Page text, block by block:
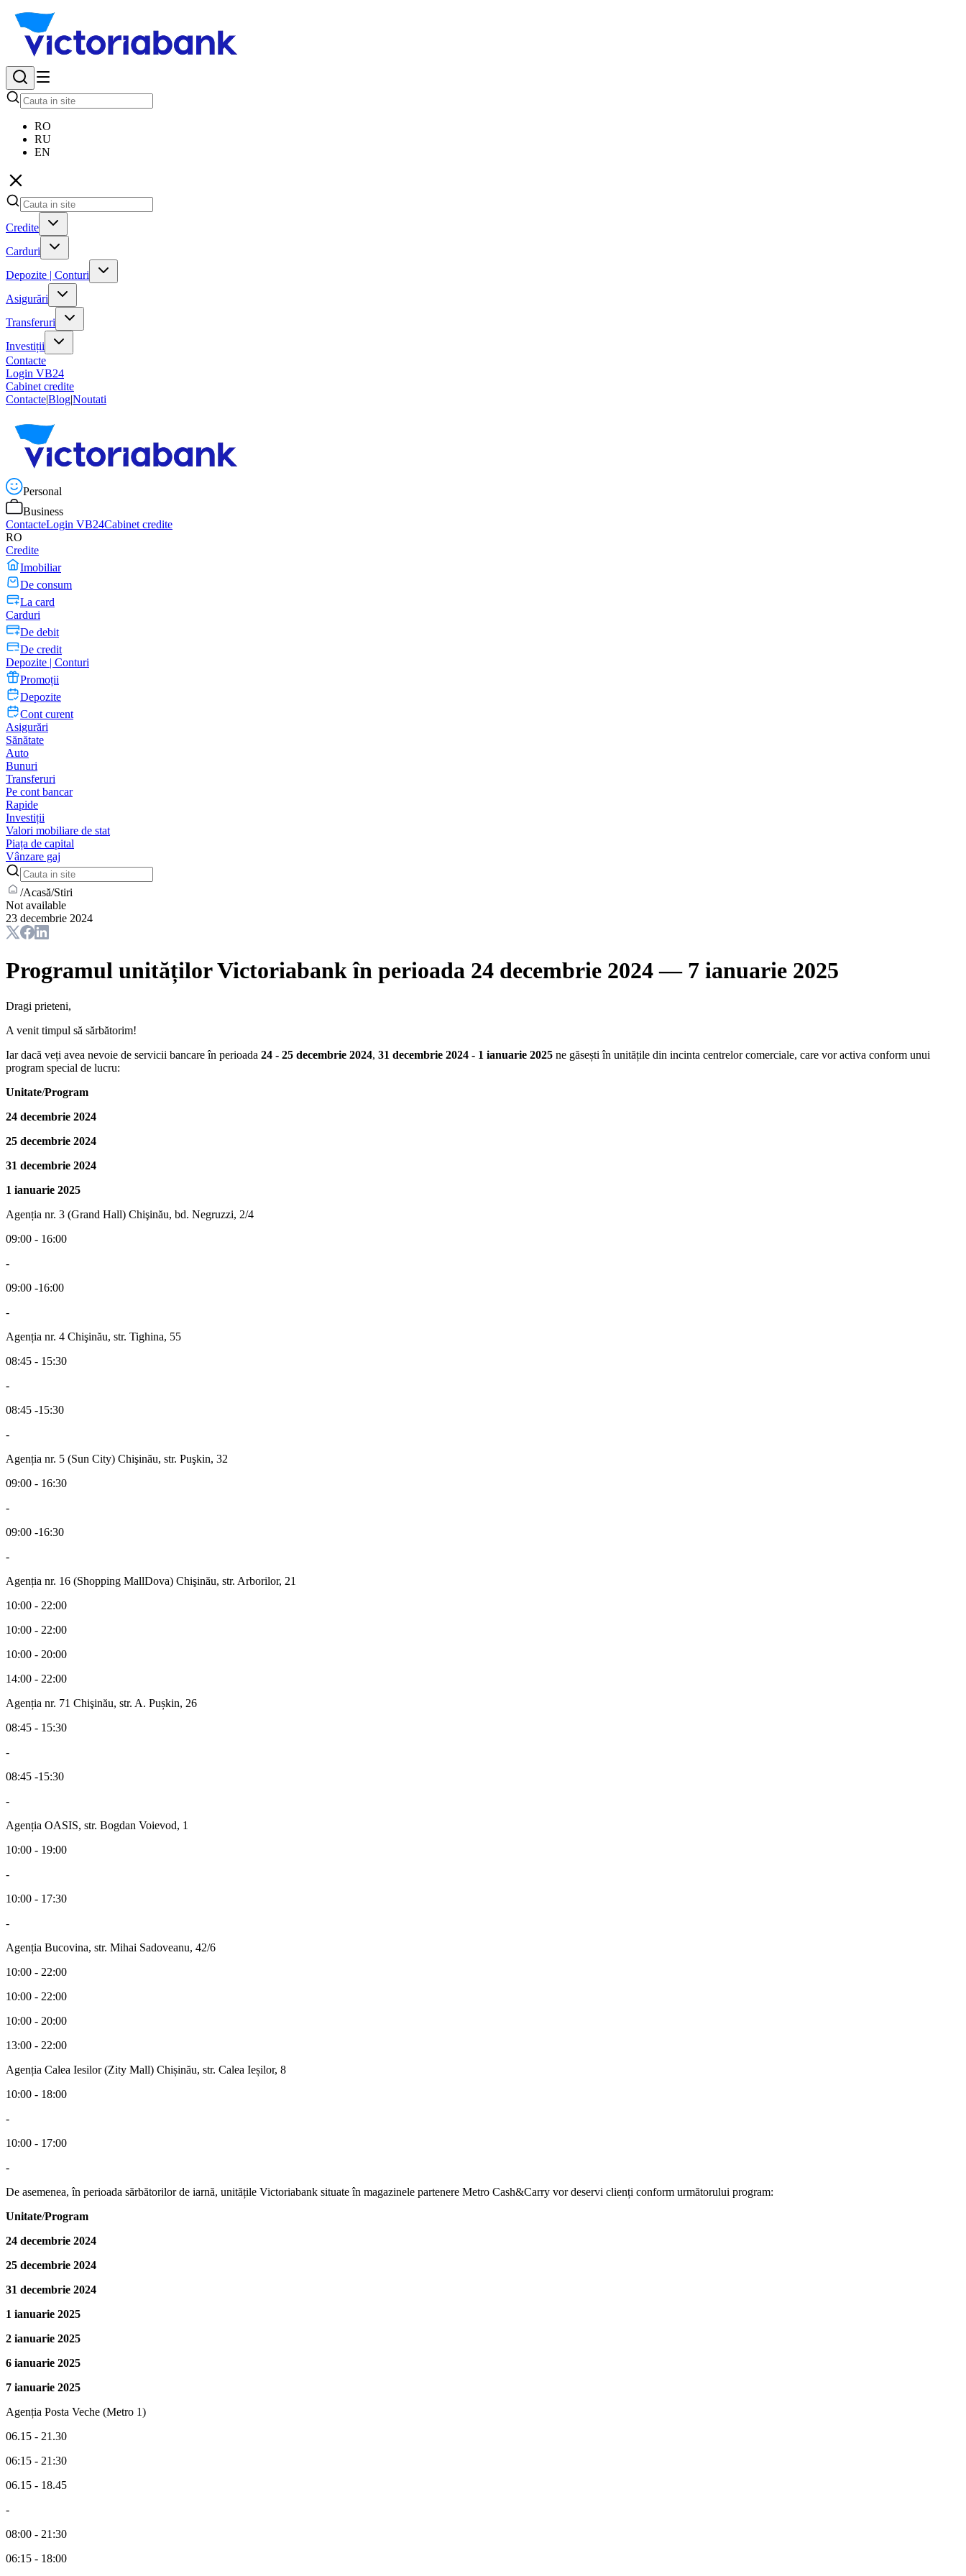
RO
RU
EN
Credite
Carduri
Depozite | Conturi
Asigurări
Transferuri
Investiții
Contacte
Login VB24
Cabinet credite
Contacte|Blog|Noutati
Personal
Business
ContacteLogin VB24Cabinet credite
RO
Credite
Imobiliar
De consum
La card
Carduri
De debit
De credit
Depozite | Conturi
Promoții
Depozite
Cont curent
Asigurări
Sănătate
Auto
Bunuri
Transferuri
Pe cont bancar
Rapide
Investiții
Valori mobiliare de stat
Piața de capital
Vânzare gaj
/Acasă/Stiri
Not available
23 decembrie 2024
Programul unităților Victoriabank în perioada 24 decembrie 2024 — 7 ianuarie 2025
Dragi prieteni,
A venit timpul să sărbătorim!
Iar dacă veți avea nevoie de servicii bancare în perioada 24 - 25 decembrie 2024, 31 decembrie 2024 - 1 ianuarie 2025 ne găsești în unitățile din incinta centrelor comerciale, care vor activa conform unui
program special de lucru:
Unitate/Program
24 decembrie 2024
25 decembrie 2024
31 decembrie 2024
1 ianuarie 2025
Agenția nr. 3 (Grand Hall) Chişinău, bd. Negruzzi, 2/4
09:00 - 16:00
-
09:00 -16:00
-
Agenția nr. 4 Chişinău, str. Tighina, 55
08:45 - 15:30
-
08:45 -15:30
-
Agenția nr. 5 (Sun City) Chişinău, str. Puşkin, 32
09:00 - 16:30
-
09:00 -16:30
-
Agenția nr. 16 (Shopping MallDova) Chişinău, str. Arborilor, 21
10:00 - 22:00
10:00 - 22:00
10:00 - 20:00
14:00 - 22:00
Agenția nr. 71 Chişinău, str. A. Pușkin, 26
08:45 - 15:30
-
08:45 -15:30
-
Agenția OASIS, str. Bogdan Voievod, 1
10:00 - 19:00
-
10:00 - 17:30
-
Agenția Bucovina, str. Mihai Sadoveanu, 42/6
10:00 - 22:00
10:00 - 22:00
10:00 - 20:00
13:00 - 22:00
Agenția Calea Iesilor (Zity Mall) Chișinău, str. Calea Ieșilor, 8
10:00 - 18:00
-
10:00 - 17:00
-
De asemenea, în perioada sărbătorilor de iarnă, unitățile Victoriabank situate în magazinele partenere Metro Cash&Carry vor deservi clienți conform următorului program:
Unitate/Program
24 decembrie 2024
25 decembrie 2024
31 decembrie 2024
1 ianuarie 2025
2 ianuarie 2025
6 ianuarie 2025
7 ianuarie 2025
Agenția Posta Veche (Metro 1)
06.15 - 21.30
06:15 - 21:30
06.15 - 18.45
-
08:00 - 21:30
06:15 - 18:00